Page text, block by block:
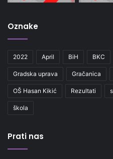
Oznake
2022 April BiH BKC
Gradska uprava Gračanica
OŠ Hasan Kikić Rezultati
škola
Prati nas